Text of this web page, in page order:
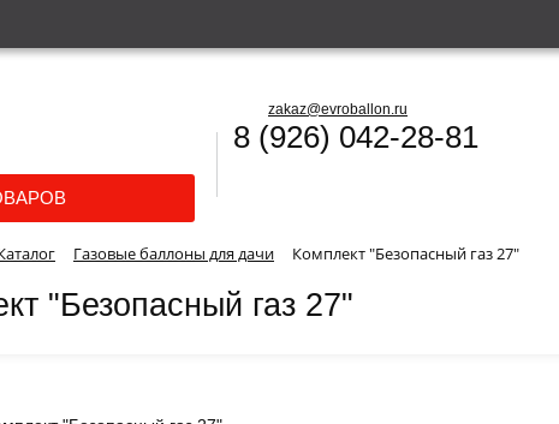
zakaz@evroballon.ru
8 (926) 042-28-81
Газовые баллоны для дачи Комплект "Безопасный газ 27"
"Безопасный газ 27"